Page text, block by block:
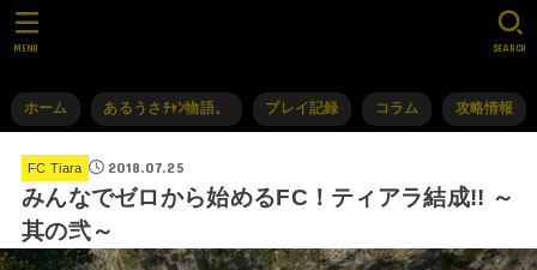
ホーム あるうさﾁｬﾝ物語。 プレイ記録 コラム 攻略情報
SEARCH
MENU
FC Tiara 2018.07.25
みんなでゼロから始めるFC！ティアラ結成!! ～
其の弐～